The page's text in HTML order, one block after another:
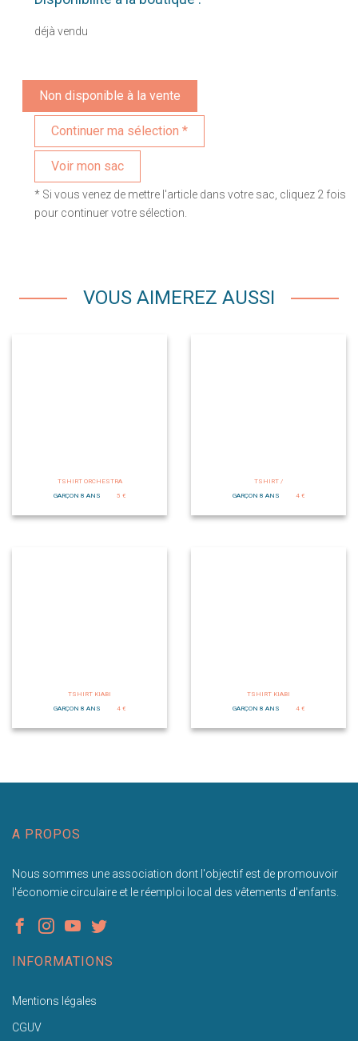
déjà vendu
Non disponible à la vente
Voir mon sac
* Si vous venez de mettre l'article dans votre sac, cliquez 2 fois
pour continuer votre sélection.
VOUS AIMEREZ AUSSI
TSHIRT ORCHESTRA
GARÇON 8 ANS
5 €
TSHIRT /
GARÇON 8 ANS
4 €
TSHIRT KIABI
GARÇON 8 ANS
4 €
TSHIRT KIABI
GARÇON 8 ANS
4 €
A PROPOS
Nous sommes une association dont l'objectif est de promouvoir
l'économie circulaire et le réemploi local des vêtements d'enfants.
INFORMATIONS
Mentions légales
CGUV